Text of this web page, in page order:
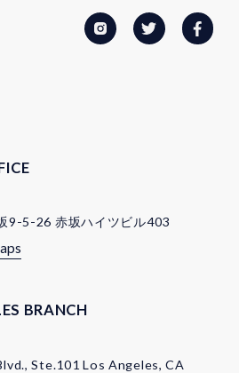
9-5-26 赤坂ハイツビル403
BRANCH
Ste.101 Los Angeles, CA